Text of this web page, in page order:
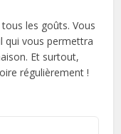
les goûts. Vous
qui vous permettra
Et surtout,
régulièrement !